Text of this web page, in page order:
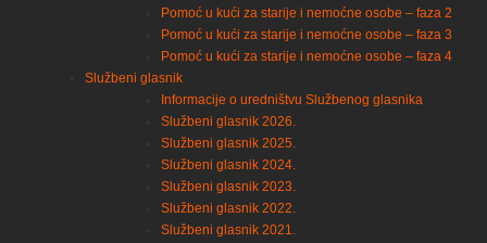
Pomoć u kući za starije i nemoćne osobe – faza 2
Pomoć u kući za starije i nemoćne osobe – faza 3
Pomoć u kući za starije i nemoćne osobe – faza 4
Službeni glasnik
Informacije o uredništvu Službenog glasnika
Službeni glasnik 2026.
Službeni glasnik 2025.
Službeni glasnik 2024.
Službeni glasnik 2023.
Službeni glasnik 2022.
Službeni glasnik 2021.